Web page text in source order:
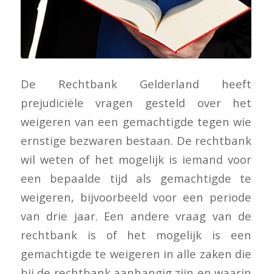
De Rechtbank Gelderland heeft
prejudiciële vragen gesteld over het
weigeren van een gemachtigde tegen wie
ernstige bezwaren bestaan. De rechtbank
wil weten of het mogelijk is iemand voor
een bepaalde tijd als gemachtigde te
weigeren, bijvoorbeeld voor een periode
van drie jaar. Een andere vraag van de
rechtbank is of het mogelijk is een
gemachtigde te weigeren in alle zaken die